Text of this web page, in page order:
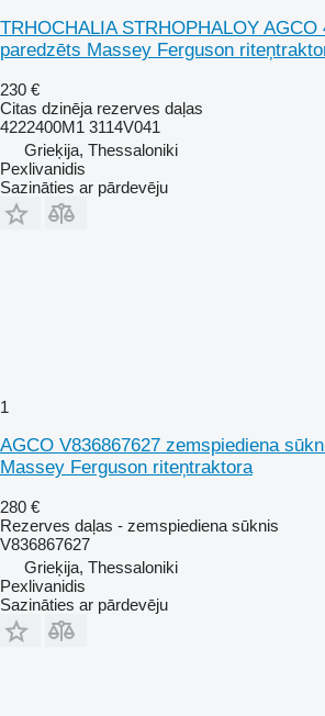
TRHOCHALIA STRHOPHALOY AGCO
paredzēts Massey Ferguson
230 €
Citas dzinēja rezerves daļas
4222400M1 3114V041
Grieķija, Thessaloniki
Pexlivanidis
Sazināties ar pārdevēju
1
AGCO V836867627 zemspiediena
Massey Ferguson riteņtraktora
280 €
Rezerves daļas - zemspiediena sūknis
V836867627
Grieķija, Thessaloniki
Pexlivanidis
Sazināties ar pārdevēju